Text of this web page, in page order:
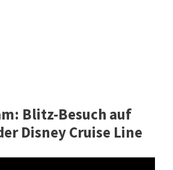
Blitz-Besuch auf
Disney Cruise Line